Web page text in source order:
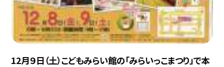
12月９日（土）こどもみらい館の「みらいっこまつり」で本